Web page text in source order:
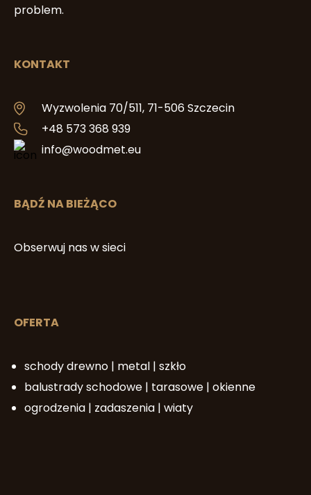
problem.
KONTAKT
Wyzwolenia 70/511, 71-506 Szczecin
+48 573 368 939
info@woodmet.eu
BĄDŹ NA BIEŻĄCO
Obserwuj nas w sieci
OFERTA
schody drewno | metal | szkło
balustrady schodowe | tarasowe | okienne
ogrodzenia | zadaszenia | wiaty